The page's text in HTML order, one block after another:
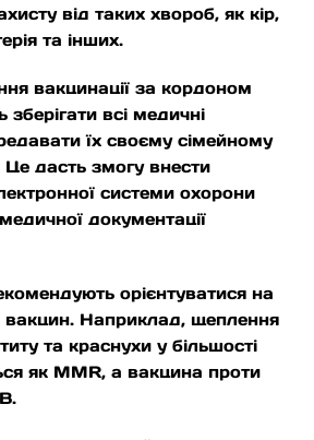
від таких хвороб, як кір,
та інших.
вакцинації за кордоном
всі медичні
їх своєму сімейному
Це дасть змогу внести
системи охорони
документації
орієнтуватися на
вакцин. Наприклад, щеплення
та краснухи у більшості
як MMR, а вакцина проти